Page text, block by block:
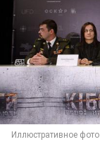
Иллюстративное